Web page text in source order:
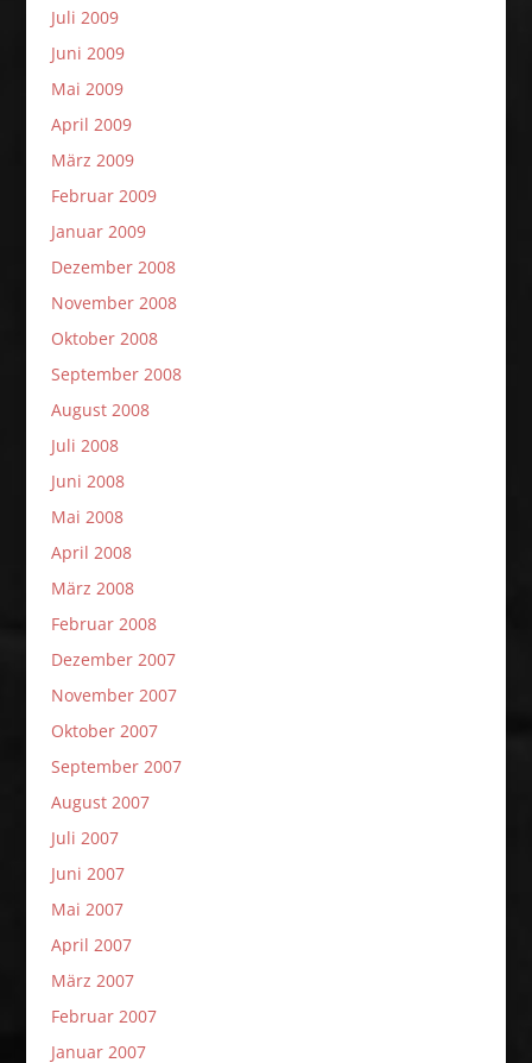
Juli 2009
Juni 2009
Mai 2009
April 2009
März 2009
Februar 2009
Januar 2009
Dezember 2008
November 2008
Oktober 2008
September 2008
August 2008
Juli 2008
Juni 2008
Mai 2008
April 2008
März 2008
Februar 2008
Dezember 2007
November 2007
Oktober 2007
September 2007
August 2007
Juli 2007
Juni 2007
Mai 2007
April 2007
März 2007
Februar 2007
Januar 2007